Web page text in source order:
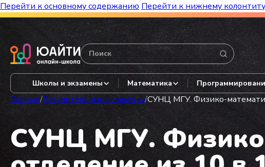
Перейти к основному содержанию Перейти к нижнему
Бесплатный марафон к топ-школам!
Школы и экзамены Математика
Главная/Вступительные экзамены/СУНЦ МГУ. Физико-
СУНЦ МГУ.